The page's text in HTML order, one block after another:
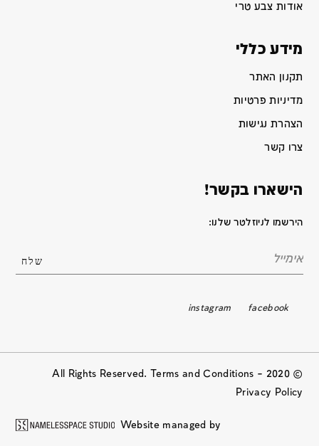
אודות צבע טרי
מידע כללי
תקנון האתר
מדיניות פרטיות
הצהרת נגישות
צרו קשר
הישארו בקשר!
הירשמו לניוזלטר שלנו:
facebook
instagram
© 2020 All Rights Reserved. Terms and Conditions –
Privacy Policy
Website managed by